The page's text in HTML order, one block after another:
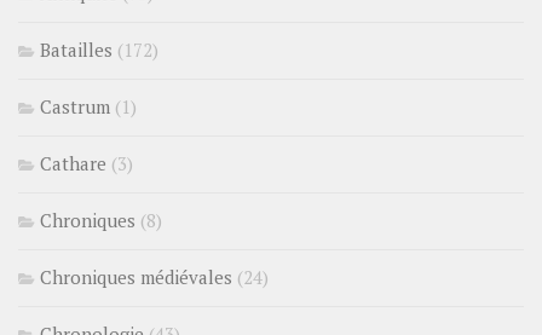
Batailles (172)
Castrum (1)
Cathare (3)
Chroniques (8)
Chroniques médiévales (24)